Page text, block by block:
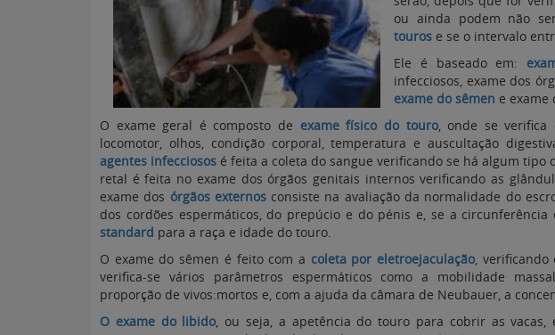
ou ainda podem não
touros e se o intervalo
Ele é baseado em:
infecciosos, exame dos
exame do sêmen e exame
O exame geral é composto de exame físico do touro, onde se verifica
locomotor, olhos, condição corporal, temperatura e auscultação
agentes infecciosos é feita a coleta do sangue verificando se há algum tipo
retal é feita no exame dos órgãos genitais internos verificando as
exame dos órgãos externosconsiste na avaliação da normalidade do
dos cordões espermáticos, do prepúcio e do pénis e, se a circunferência
standard para a raça e idade do touro.
O exame do sêmen é feito com a coleta por eletroejaculação, verificando
verifica-se vários parâmetros espermáticos como a mobilidade
proporção de vivos:mortos e, com a ajuda da câmara de Neubauer, a
O exame do libido, ou seja, a apetência do touro para cobrir as